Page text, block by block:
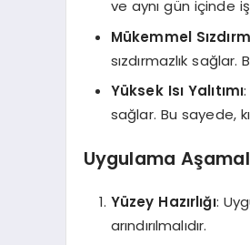
ve aynı gün içinde
Mükemmel
sızdırmazlık sağlar.
Yüksek Isı Yalıtımı
sağlar. Bu sayede,
Uygulama
Yüzey Hazırlığı:
arındırılmalıdır.